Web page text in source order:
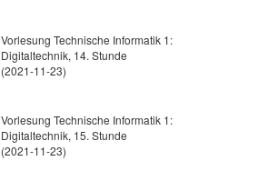
Vorlesung Technische Informatik 1:
Digitaltechnik, 14. Stunde
(2021-11-23)
Vorlesung Technische Informatik 1:
Digitaltechnik, 15. Stunde
(2021-11-23)